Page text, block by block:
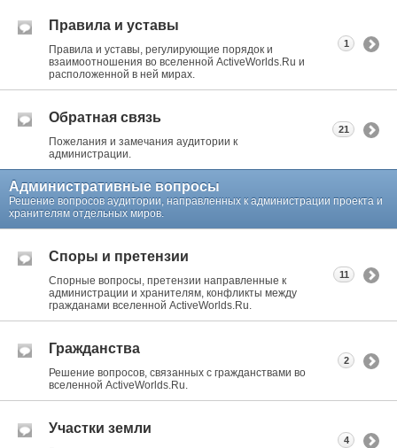
Правила и уставы
Правила и уставы, регулирующие порядок и
взаимоотношения во вселенной ActiveWorlds.Ru и
расположенной в ней мирах.
1
Обратная связь
Пожелания и замечания аудитории к
администрации.
21
Административные вопросы
Решение вопросов аудитории, направленных к администрации проекта и
хранителям отдельных миров.
Споры и претензии
Спорные вопросы, претензии направленные к
администрации и хранителям, конфликты между
гражданами вселенной ActiveWorlds.Ru.
11
Гражданства
Решение вопросов, связанных с гражданствами во
вселенной ActiveWorlds.Ru.
2
Участки земли
4